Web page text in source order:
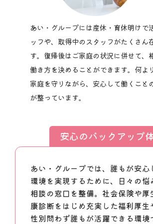
あい・グループには産休・育休明けで
ッフや、取得中のスタッフがたくさん
す。復帰後はご家庭の状況に併せて、
働き方を決めることができます。何よ
家庭を守りながら、安心して働くこと
が整っています。
安心のバックアップ
あい・グループでは、誰もが安心
環境を実現するために、日々の悩
相談の窓口を整備。社会保険や厚
康診断をはじめ充実した福利厚生
性別問わず誰もが活躍できる環境